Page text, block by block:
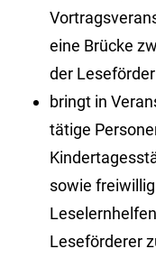
eine Brücke
der
bringt in
tätige
sowie
Leseförderer